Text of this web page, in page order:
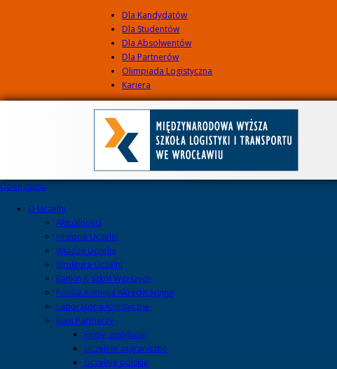
Dla Kandydatów
Dla Studentów
Dla Absolwentów
Dla Partnerów
Olimpiada Logistyczna
Kariera
Open menu
O Uczelni
Aktualności
Historia Uczelni
Władze Uczelni
Struktura Uczelni
Rankingi Szkół Wyższych
Polska Komisja Akredytacyjna
Laboratoria logistyczne
Nasi Partnerzy
Firmy, instytucje
Uczelnie zagraniczne
Uczelnie polskie